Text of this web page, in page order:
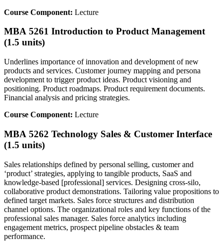
Course Component: Lecture
MBA 5261 Introduction to Product Management
(1.5 units)
Underlines importance of innovation and development of new
products and services. Customer journey mapping and persona
development to trigger product ideas. Product visioning and
positioning. Product roadmaps. Product requirement documents.
Financial analysis and pricing strategies.
Course Component: Lecture
MBA 5262 Technology Sales & Customer Interface
(1.5 units)
Sales relationships defined by personal selling, customer and
‘product’ strategies, applying to tangible products, SaaS and
knowledge-based [professional] services. Designing cross-silo,
collaborative product demonstrations. Tailoring value propositions to
defined target markets. Sales force structures and distribution
channel options. The organizational roles and key functions of the
professional sales manager. Sales force analytics including
engagement metrics, prospect pipeline obstacles & team
performance.